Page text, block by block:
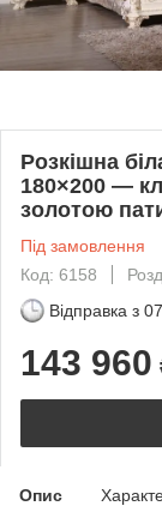
Розкішна
180×200 —
золотою
Під замовлення
Код: 6158
Відправка з
143 960
Опис